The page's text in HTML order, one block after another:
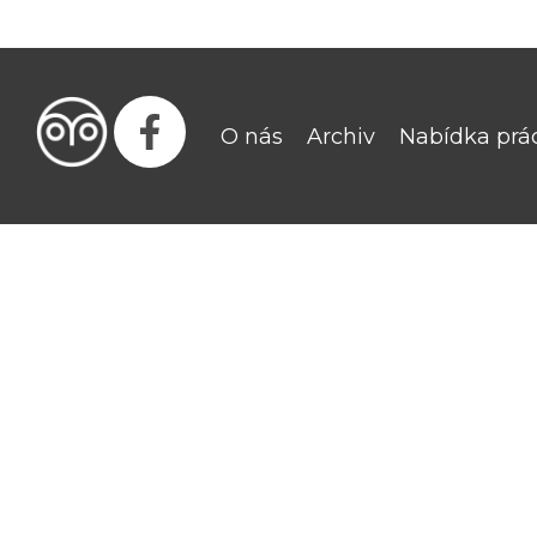
O nás Archiv Nabídka